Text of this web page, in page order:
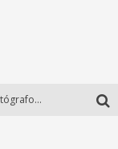
Arturo Bermúdez: el fotógrafo mexicano que brilló en los Premios HUAWEI XMAGE 2025